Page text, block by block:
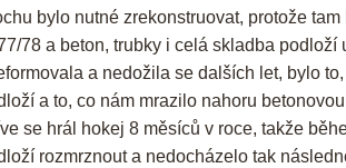
bylo nutné zrekonstruovat, protože
78 a beton, trubky i celá skladba
a nedožila se dalších let, bylo
a to, co nám mrazilo nahoru
se hrál hokej 8 měsíců v roce, takže
rozmrznout a nedocházelo tak